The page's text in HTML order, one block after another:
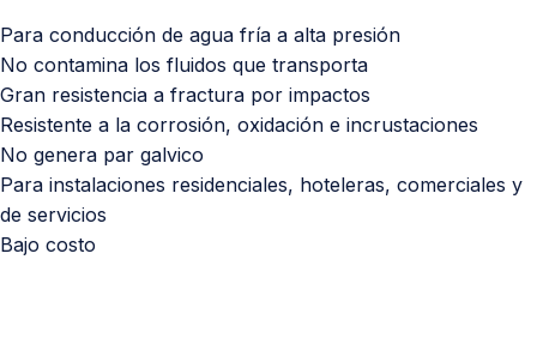
Para conducción de agua fría a alta presión
No contamina los fluidos que transporta
Gran resistencia a fractura por impactos
Resistente a la corrosión, oxidación e incrustaciones
No genera par galvico
Para instalaciones residenciales, hoteleras, comerciales y
de servicios
Bajo costo